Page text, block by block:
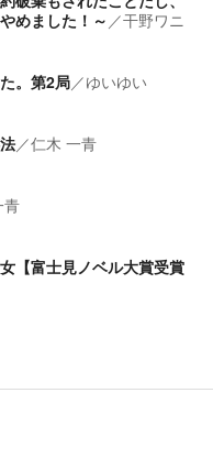
めました！～ ／干野ワニ
。第2局／ゆいゆい
／仁木 一青
青
【富士見ノベル大賞受賞